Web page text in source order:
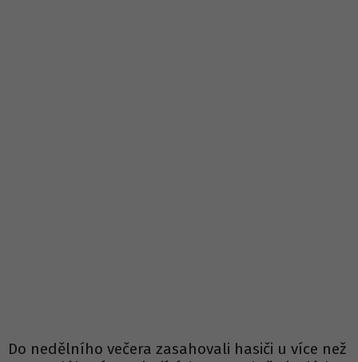
Do nedělního večera zasahovali hasiči u více než